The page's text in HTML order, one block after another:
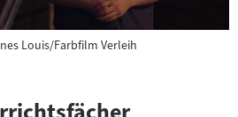
Louis/Farbfilm Verleih